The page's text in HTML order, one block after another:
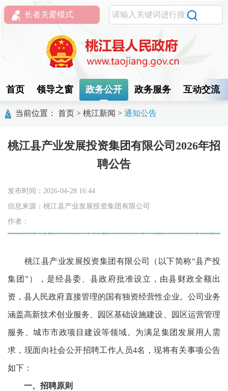
长者关爱模式
首页 领导之窗 政务公开 政务服务 互动交流
当前位置： 首页 > 桃江新闻 > 通知公告
桃江县产业发展投资集团有限公司2026年招
聘公告
发布时间：2026-04-28 16:44
信息来源：桃江县产业发展投资集团有限公司
作者：
桃江县产业发展投资集团有限公司（以下简称“县产投
集团”），是经县委、县政府批准设立，由县财政全额出
资，县人民政府直接管理的国有独资经营性企业。公司业务
涵盖高新技术创业服务、园区基础设施建设、园区运营管理
服务、城市市政项目建设等领域。为满足集团发展用人需
求，现面向社会公开招聘工作人员4名，现将有关事项公告
如下：
一、招聘原则